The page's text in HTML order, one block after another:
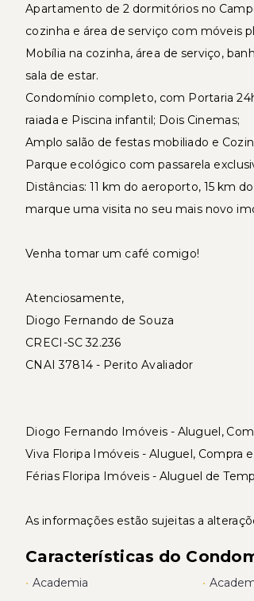
Apartamento de 2 dormitórios no
cozinha e área de serviço com móveis
Mobília na cozinha, área de serviço,
sala de estar.
Condomínio completo, com Portaria
raiada e Piscina infantil; Dois Cinemas;
Amplo salão de festas mobiliado e
Parque ecológico com passarela
Distâncias: 11 km do aeroporto, 15 km
marque uma visita no seu mais novo
Venha tomar um café comigo!
Atenciosamente,
Diogo Fernando de Souza
CRECI-SC 32.236
CNAI 37814 - Perito Avaliador
Diogo Fernando Imóveis - Aluguel,
Viva Floripa Imóveis - Aluguel, Compra
Férias Floripa Imóveis - Aluguel de
As informações estão sujeitas a
Características do
• Academia •